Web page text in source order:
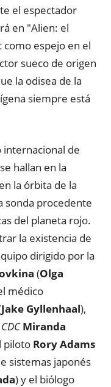
el espectador
en "Alien: el
como espejo en el
sueco de origen
la odisea de la
siempre está
internacional de
hallan en la
la órbita de la
sonda procedente
del planeta rojo.
la existencia de
dirigido por la
(Olga
médico
Jake Gyllenhaal),
CDCMiranda
piloto Rory Adams
sistemas japonés
) y el biólogo